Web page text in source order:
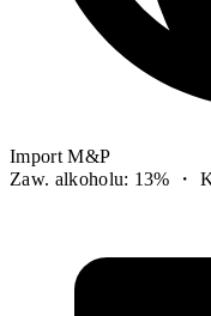
Import M&P
Zaw. alkoholu: 13% ・